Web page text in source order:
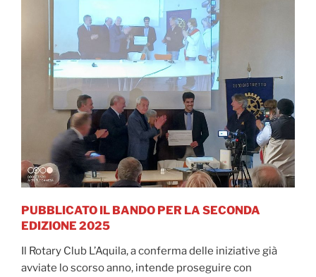
PUBBLICATO IL BANDO PER LA SECONDA
EDIZIONE 2025
Il Rotary Club L’Aquila, a conferma delle iniziative già
avviate lo scorso anno, intende proseguire con